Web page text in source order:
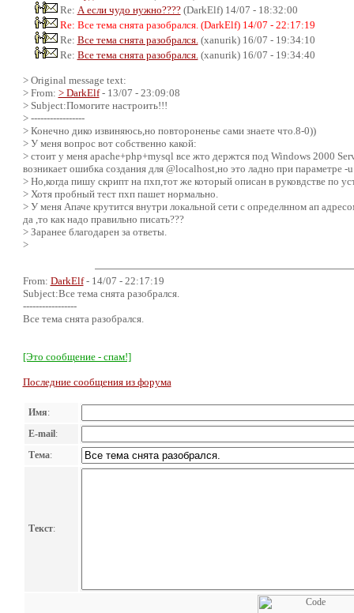
Re: А если чудо нужно????(DarkElf) 14/07 - 18:32:00
Re: Все тема снята разобрался. (DarkElf) 14/07 - 22:17:19
Re: Все тема снята разобрался. (xanurik) 16/07 - 19:34:10
Re: Все тема снята разобрался. (xanurik) 16/07 - 19:34:40
> Original message text:
> From: > DarkElf- 13/07 - 23:09:08
> Subject:Помогите настроить!!!
> -----------------
> Конечно дико извиняюсь,но повтороненье сами знаете что.8-0))
> У меня вопрос вот собственно какой:
> стоит у меня apache+php+mysql все жто держтся под Windows 2000
возникает ошибка создания для @localhost,но это ладно при параметре -
> Но,когда пишу скрипт на пхп,тот же который описан в руковдстве по
> Хотя пробный тест пхп пашет нормально.
> У меня Апаче крутится внутри локальной сети с определнном ап
да ,то как надо правильно писать???
> Заранее благодарен за ответы.
>
From: DarkElf- 14/07 - 22:17:19
Subject:Все тема снята разобрался.
-----------------
Все тема снята разобрался.
[Это сообщение - спам!]
Последние сообщения из форума
Имя:
E-mail:
Тема:
Текст: